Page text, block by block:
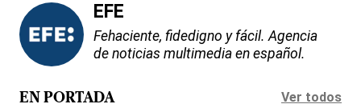
EFE
Fehaciente, fidedigno y fácil. Agencia
de noticias multimedia en español.
EN PORTADA Ver todos